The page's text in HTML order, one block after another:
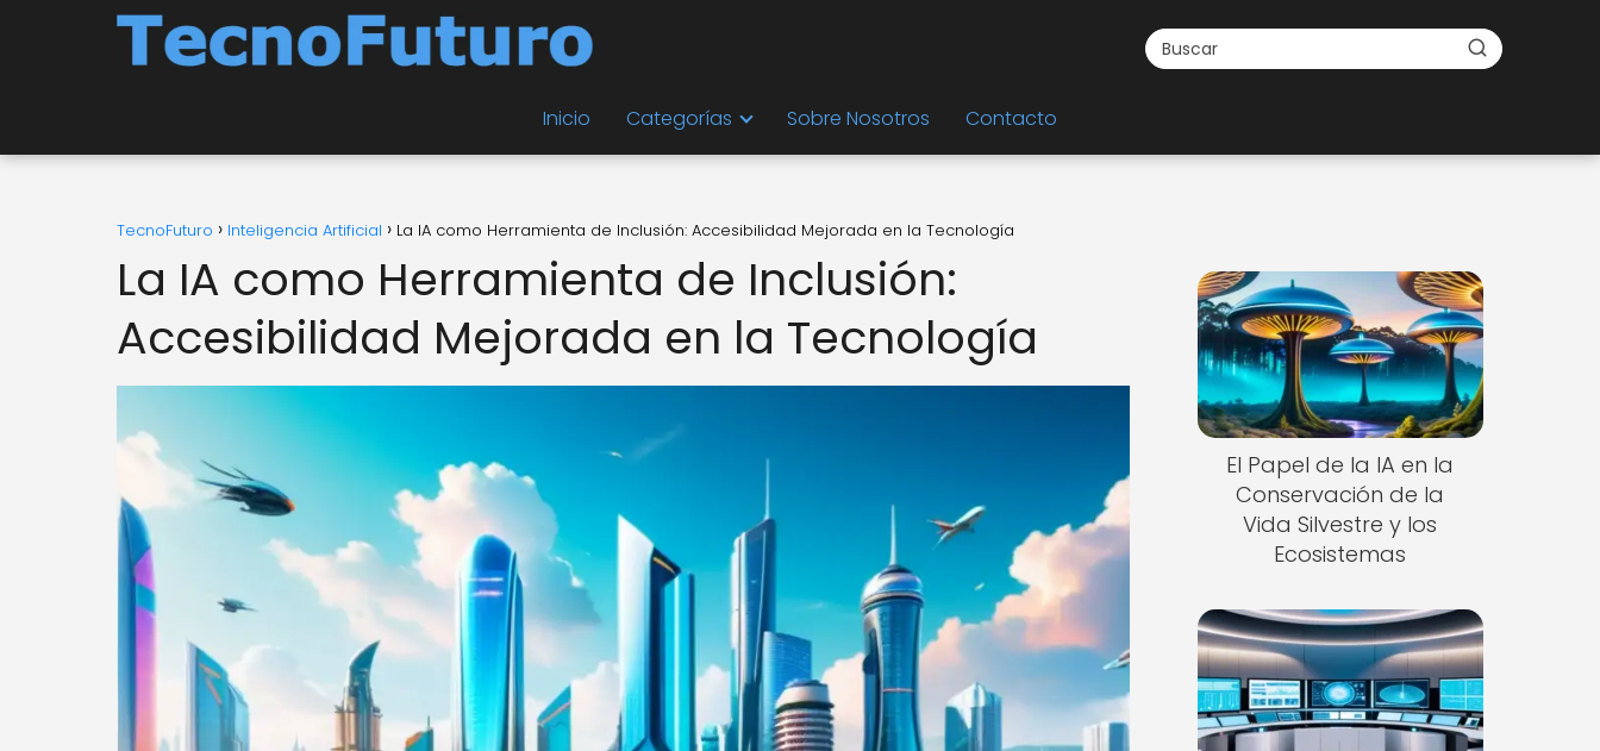
Inicio Categorías Sobre Nosotros Contacto
TecnoFuturo Inteligencia Artificial La IA como Herramienta de Inclusión: Accesibilidad Mejorada en la Tecnología
La IA como Herramienta de Inclusión:
Accesibilidad Mejorada en la Tecnología
El Papel de la IA en la
Conservación de la
Vida Silvestre y los
Ecosistemas